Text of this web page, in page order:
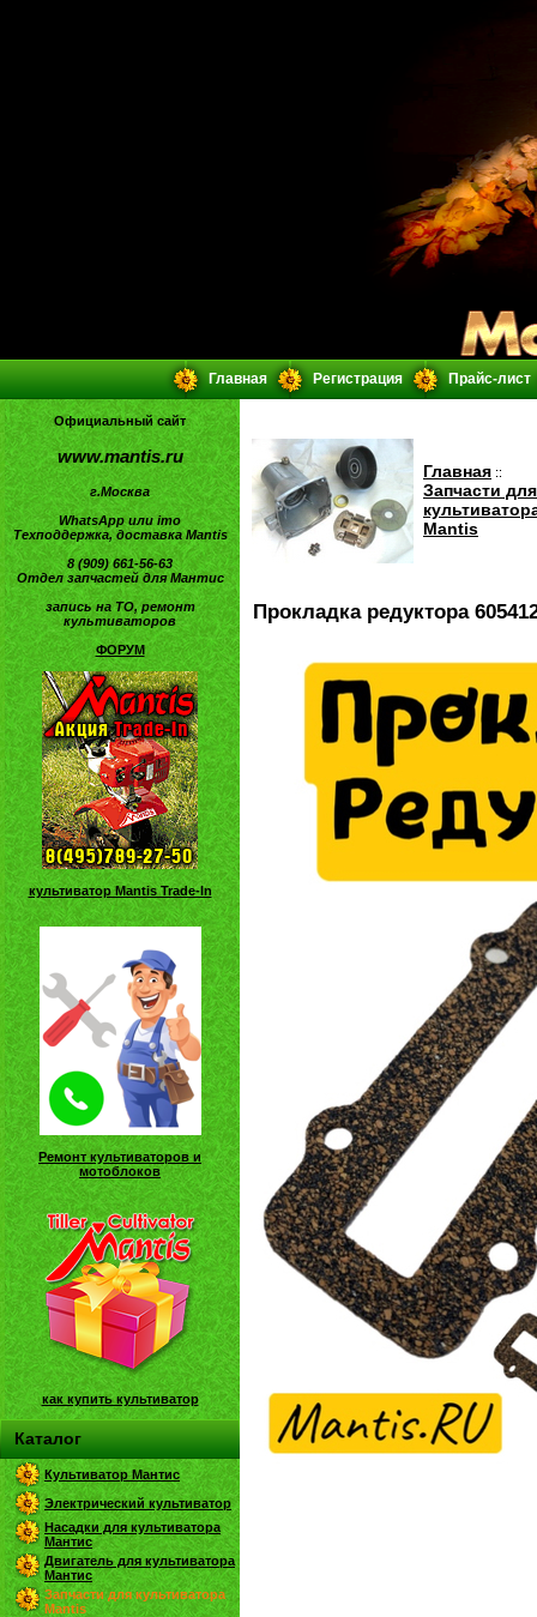
Главная Регистрация Прайс-лист
Официальный сайт
www.mantis.ru
г.Москва
WhatsApp или imo
Техподдержка, доставка Mantis
8 (909) 661-56-63
Отдел запчастей для Мантис
запись на ТО, ремонт
культиваторов
ФОРУМ
культиватор Mantis Trade-In
Ремонт культиваторов и
мотоблоков
как купить культиватор
Каталог
Культиватор Мантис
Электрический культиватор
Насадки для культиватора
Мантис
Двигатель для культиватора
Мантис
Запчасти для культиватора
Mantis
Главная ::
Запчасти для
Mantis
Прокладка редуктора